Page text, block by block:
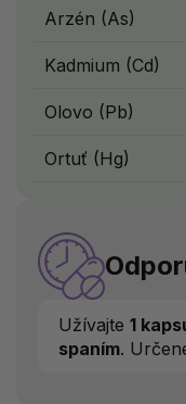
Arzén (As)
Kadmium (Cd)
Olovo (Pb)
Ortuť (Hg)
Užívajte1
spaním.